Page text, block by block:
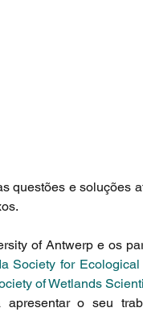
questões e soluções
of Antwerp e os
Society for Ecological
of Wetlands
apresentar o seu